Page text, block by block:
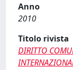
Anno
2010
Titolo rivista
DIRITTO